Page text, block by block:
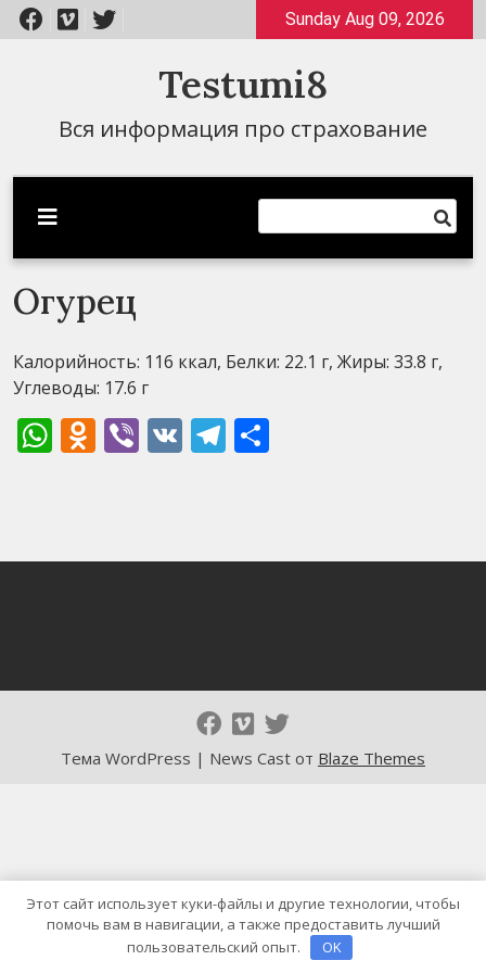
Перейти
к
Sunday Aug 09, 2026
Testumi8
Вся информация про страхование
Огурец
Калорийность: 116 ккал, Белки: 22.1 г, Жиры: 33.8 г,
Углеводы: 17.6 г
WhatsApp
Odnoklassniki
Viber
VK Telegram
Тема WordPress | News Cast от Blaze Themes
Этот сайт использует куки-файлы и другие технологии, чтобы
помочь вам в навигации, а также предоставить лучший
пользовательский опыт.
OK